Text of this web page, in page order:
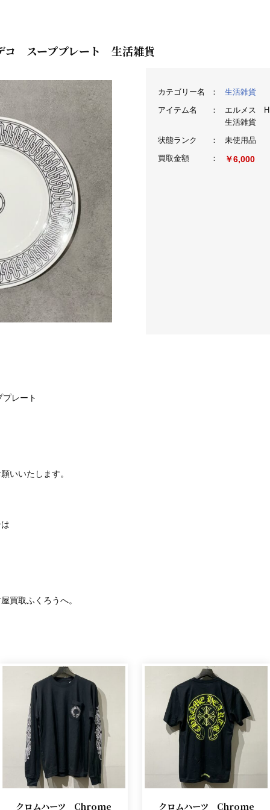
スーププレート 生活雑貨
カテゴリー名 ：
生活雑貨
アイテム名
：
エルメス
生活雑貨
状態ランク
：
未使用品
買取金額
： ￥6,000
レート
いいたします。
買取ふくろうへ。
クロムハーツ Chrome クロムハーツ Chrome